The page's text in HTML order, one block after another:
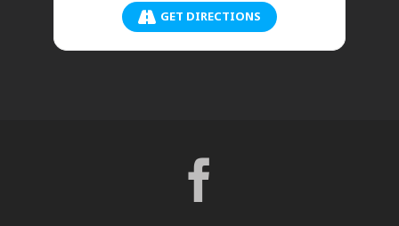
GET DIRECTIONS